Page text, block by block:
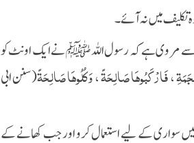
تکلیف میں نہ آئے۔
سے مروی ہے کہ رسول اللہ ﷺ نے ایک اونٹ کو
، فَارْكَبُوهَا صَالِحَةً ، وَكُلُوهَا صَالِحَةً(سنن ابی
سواری کے لیے استعمال کرو اور جب کھانے کے